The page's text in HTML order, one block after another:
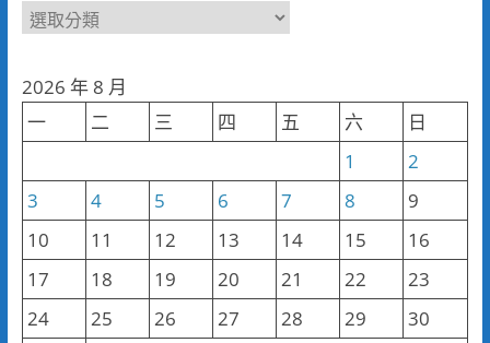
新
類
2026 年 8 月
一
二 三 四 五 六
日
1
2
3
4 5 6 7 8
9
10
11 12 13 14 15
16
17
18 19 20 21 22
23
24
25 26 27 28 29
30